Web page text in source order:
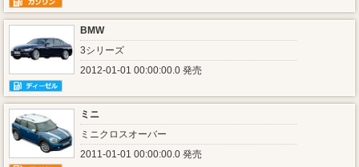
BMW
3シリーズ
2012-01-01 00:00:00.0 発売
ミニ
ミニクロスオーバー
2011-01-01 00:00:00.0 発売